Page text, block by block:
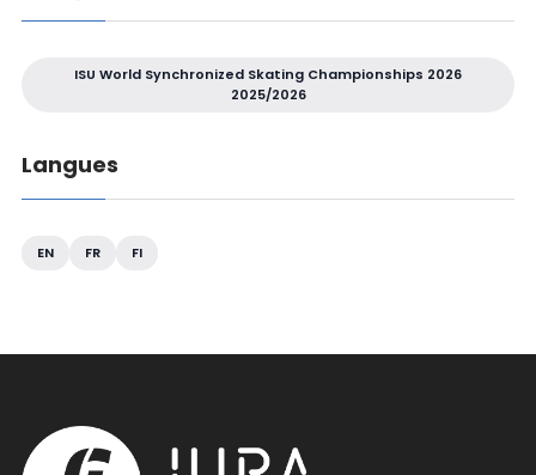
ISU World Synchronized Skating Championships 2026
2025/2026
Langues
EN FR FI